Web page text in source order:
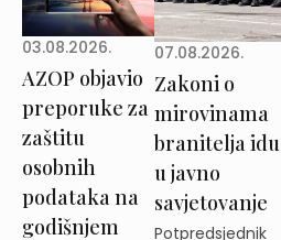
03.08.2026.
AZOP objavio
preporuke za
zaštitu
osobnih
podataka na
godišnjem
07.08.2026.
Zakoni o
mirovinama
branitelja idu
u javno
savjetovanje
Potpredsjednik